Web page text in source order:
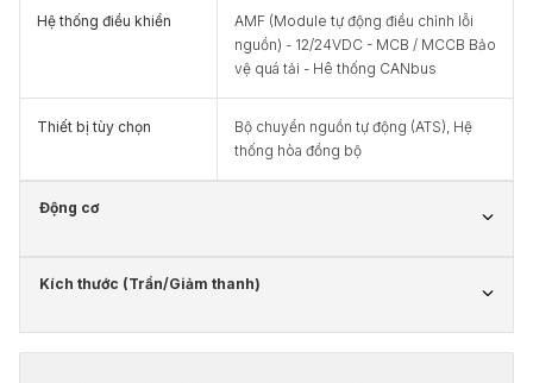
Hệ thống điều khiển
AMF (Module tự động điều chỉnh lỗi
nguồn) - 12/24VDC - MCB / MCCB Bảo
vệ quá tải - Hê thống CANbus
Thiết bị tùy chọn
Bộ chuyển nguồn tự động (ATS), Hệ
thống hòa đồng bộ
Động cơ
Kích thước (Trần/Giảm thanh)